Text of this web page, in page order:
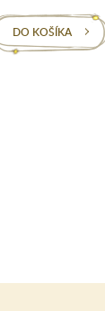
DO KOŠÍKA